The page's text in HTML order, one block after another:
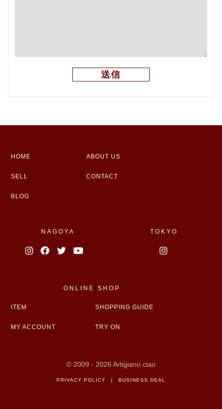
HOME ABOUT US
SELL CONTACT
BLOG
NAGOYA TOKYO
ONLINE SHOP
ITEM SHOPPING GUIDE
MY ACCOUNT TRY ON
© 2009 - 2026 Artigiano ciao
PRIVACY POLICY | BUSINESS DEAL